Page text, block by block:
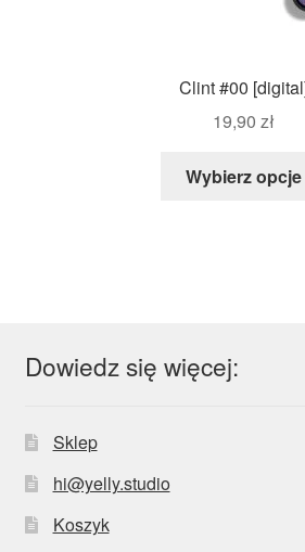
Clint #00
19,90 zł
Wybierz opcje
Dowiedz się więcej:
Sklep
hi@yelly.studio
Koszyk